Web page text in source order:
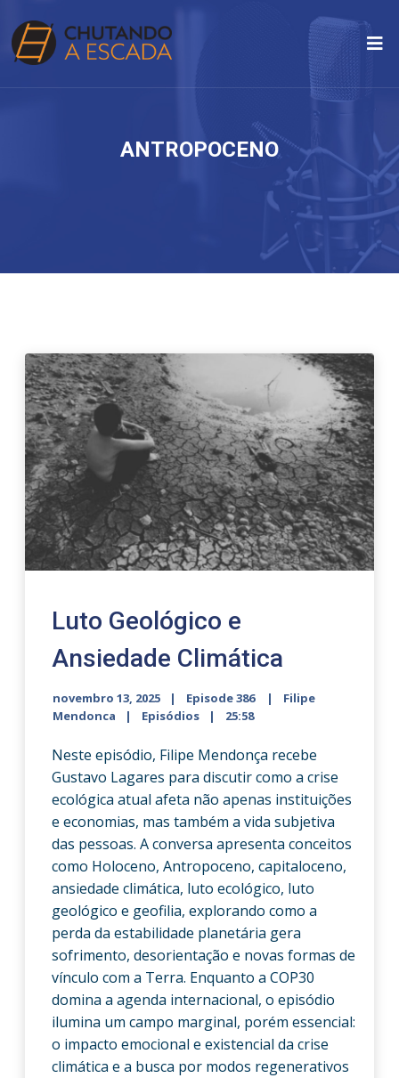
ANTROPOCENO
Luto Geológico e
Ansiedade Climática
novembro 13, 2025 Episode 386
Filipe
Mendonca
Episódios 25:58
Neste episódio, Filipe Mendonça recebe
Gustavo Lagares para discutir como a crise
ecológica atual afeta não apenas instituições
e economias, mas também a vida subjetiva
das pessoas. A conversa apresenta conceitos
como Holoceno, Antropoceno, capitaloceno,
ansiedade climática, luto ecológico, luto
geológico e geofilia, explorando como a
perda da estabilidade planetária gera
sofrimento, desorientação e novas formas de
vínculo com a Terra. Enquanto a COP30
domina a agenda internacional, o episódio
ilumina um campo marginal, porém essencial:
o impacto emocional e existencial da crise
climática e a busca por modos regenerativos